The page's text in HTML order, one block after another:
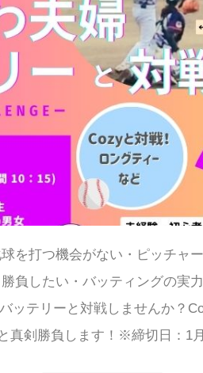
を打つ機会がない・ピッチャ
負したい・バッティングの実
ッテリーと対戦しませんか？
真剣勝負します！※締切日：1